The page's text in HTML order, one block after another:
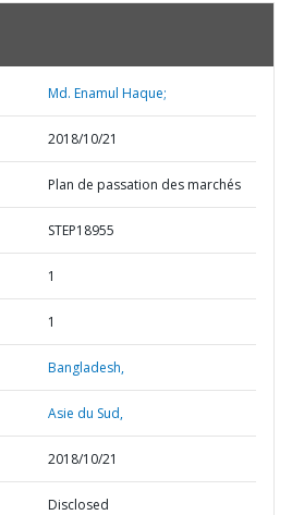
Md. Enamul Haque;
2018/10/21
Plan de passation des marchés
STEP18955
1
1
Bangladesh,
Asie du Sud,
2018/10/21
Disclosed